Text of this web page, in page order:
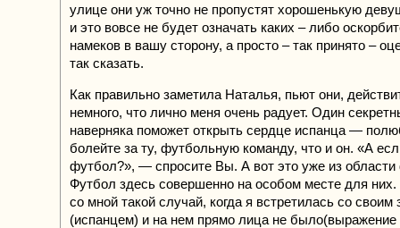
улице они уж точно не пропустят хорошенькую
и это вовсе не будет означать каких – либо
намеков в вашу сторону, а просто – так принято –
так сказать.
Как правильно заметила Наталья, пьют они,
немного, что лично меня очень радует. Один
наверняка поможет открыть сердце испанца —
болейте за ту, футбольную команду, что и он. «А
футбол?», — спросите Вы. А вот это уже из области
Футбол здесь совершенно на особом месте для
со мной такой случай, когда я встретилась со
(испанцем) и на нем прямо лица не было(выражение